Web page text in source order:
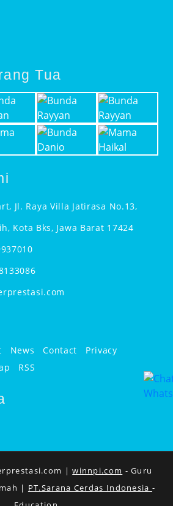
Tua
Jl. Raya Villa Jatirasa No.13,
Kota Bks, Jawa Barat 17424
News Contact
Privacy
RSS
|winnpi.com - Guru
| PT.Sarana Cerdas Indonesia -